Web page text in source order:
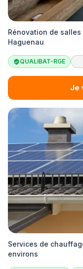
Rénovation de
Haguenau
QUALIBAT-RGE
Je
Services de
environs